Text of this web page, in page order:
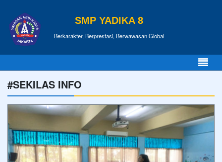
SMP YADIKA 8
Berkarakter, Berprestasi, Berwawasan Global
#SEKILAS INFO